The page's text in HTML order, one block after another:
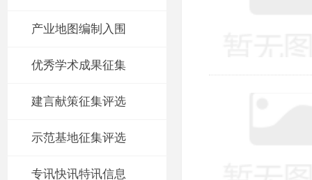
产业地图编制入围
优秀学术成果征集
建言献策征集评选
示范基地征集评选
专讯快讯特讯信息